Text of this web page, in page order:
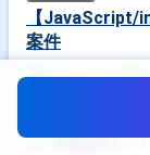
【JavaScript/
案件
リモート可
業務委託(フ